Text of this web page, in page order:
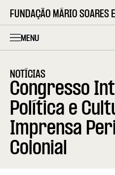
FUNDAÇÃO MÁRIO SOARES
MENU
NOTÍCIAS
Congresso
Política e
Imprensa
Colonial